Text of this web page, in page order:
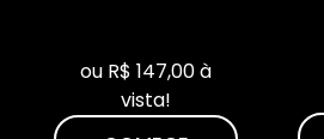
ou R$ 147,00 à
vista!